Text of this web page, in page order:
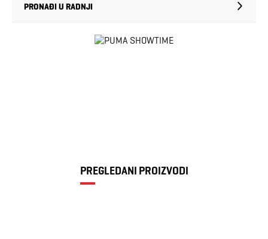
PRONAĐI U RADNJI
PREGLEDANI PROIZVODI